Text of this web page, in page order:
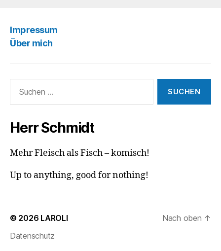
Impressum
Über mich
nach:
Herr Schmidt
Mehr Fleisch als Fisch – komisch!
Up to anything, good for nothing!
© 2026 LAROLI
Datenschutz
Nach oben ↑